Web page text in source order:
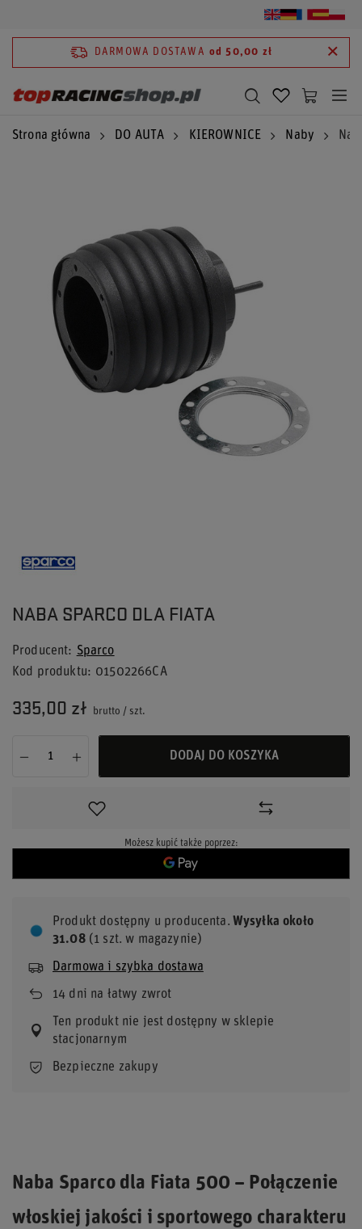
DARMOWA DOSTAWA od 50,00 zł
Strona główna DO AUTA KIEROWNICE Naby
NABA SPARCO DLA FIATA
Producent
Sparco
Kod produktu
01502266CA
335,00 zł brutto / szt.
DODAJ DO KOSZYKA
Możesz kupić także poprzez:
Produkt dostępny u producenta Wysyłkaokoło
31.08(1 szt. w magazynie)
Darmowa i szybka dostawa
14 dni na łatwy zwrot
Ten produkt nie jest dostępny w sklepie
stacjonarnym
Bezpieczne zakupy
Naba Sparco dla Fiata 500 – Połączenie
włoskiej jakości i sportowego charakteru